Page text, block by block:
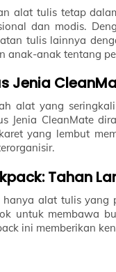
alat tulis tetap
dan modis.
tulis lainnya
anak-anak tentang
Jenia
alat yang
Jenia CleanMate
yang lembut
Tahan
alat tulis yang
untuk membawa
ini memberikan